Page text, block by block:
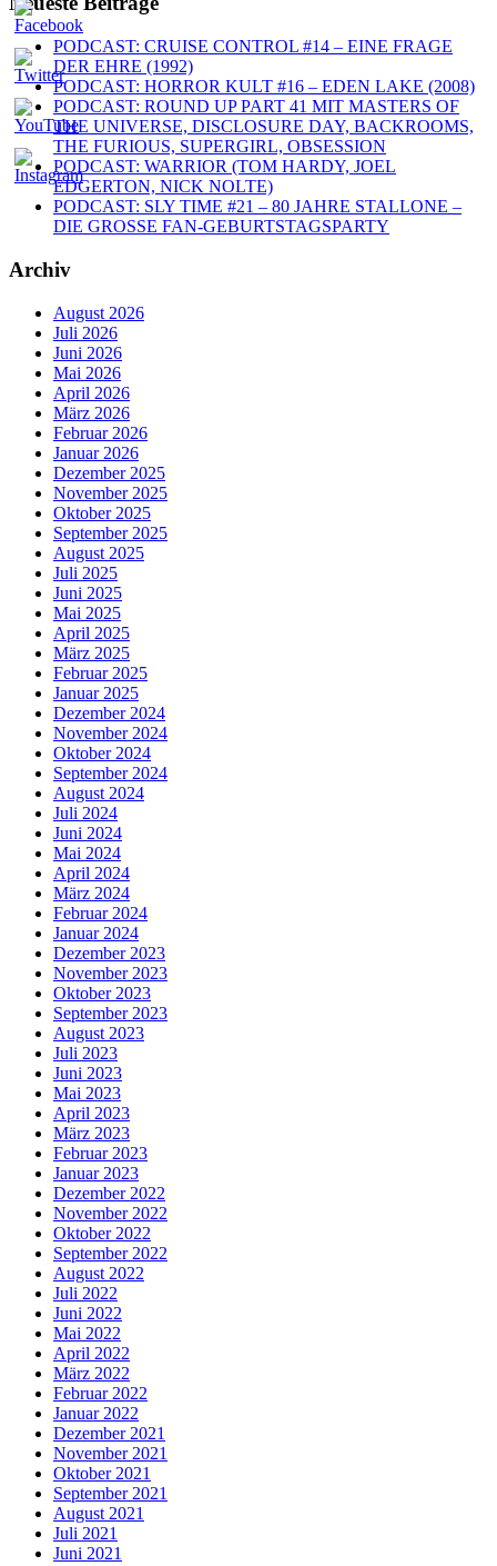
PODCAST: CRUISE CONTROL #14 – EINE FRAGE
DER EHRE (1992)
PODCAST: HORROR KULT #16 – EDEN LAKE (2008)
PODCAST: ROUND UP PART 41 MIT MASTERS OF
THE UNIVERSE, DISCLOSURE DAY, BACKROOMS,
THE FURIOUS, SUPERGIRL, OBSESSION
PODCAST: WARRIOR (TOM HARDY, JOEL
EDGERTON, NICK NOLTE)
PODCAST: SLY TIME #21 – 80 JAHRE STALLONE –
DIE GROSSE FAN-GEBURTSTAGSPARTY
Archiv
August 2026
Juli 2026
Juni 2026
Mai 2026
April 2026
März 2026
Februar 2026
Januar 2026
Dezember 2025
November 2025
Oktober 2025
September 2025
August 2025
Juli 2025
Juni 2025
Mai 2025
April 2025
März 2025
Februar 2025
Januar 2025
Dezember 2024
November 2024
Oktober 2024
September 2024
August 2024
Juli 2024
Juni 2024
Mai 2024
April 2024
März 2024
Februar 2024
Januar 2024
Dezember 2023
November 2023
Oktober 2023
September 2023
August 2023
Juli 2023
Juni 2023
Mai 2023
April 2023
März 2023
Februar 2023
Januar 2023
Dezember 2022
November 2022
Oktober 2022
September 2022
August 2022
Juli 2022
Juni 2022
Mai 2022
April 2022
März 2022
Februar 2022
Januar 2022
Dezember 2021
November 2021
Oktober 2021
September 2021
August 2021
Juli 2021
Juni 2021